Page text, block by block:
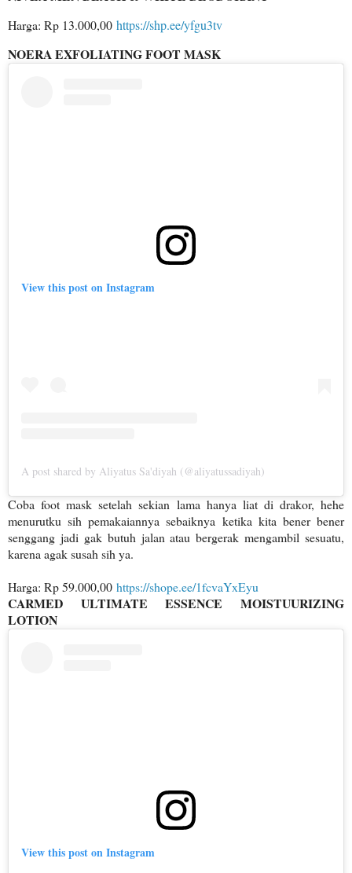
Harga: Rp 13.000,00 https://shp.ee/yfgu3tv
NOERA EXFOLIATING FOOT MASK
View this post on Instagram
A post shared by Aliyatus Sa'diyah (@aliyatussadiyah)
Coba foot mask setelah sekian lama hanya liat di drakor, hehe
menurutku sih pemakaiannya sebaiknya ketika kita bener bener
senggang jadi gak butuh jalan atau bergerak mengambil sesuatu,
karena agak susah sih ya.
Harga: Rp 59.000,00 https://shope.ee/1fcvaYxEyu
CARMED ULTIMATE ESSENCE MOISTUURIZING
LOTION
View this post on Instagram